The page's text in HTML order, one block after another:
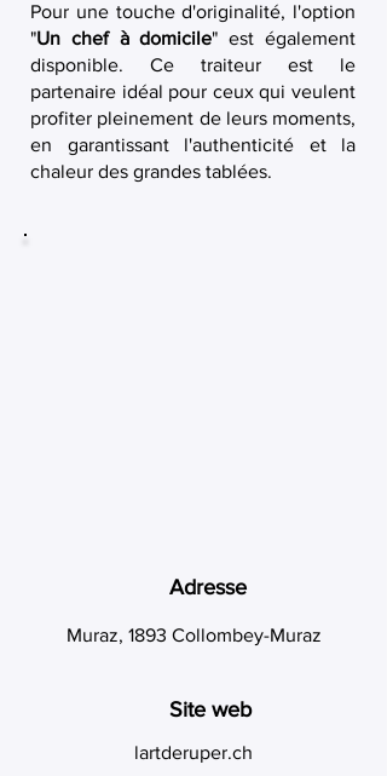
Pour une touche d'originalité, l'option
"Un chef à domicile" est également
disponible. Ce traiteur est le
partenaire idéal pour ceux qui veulent
profiter pleinement de leurs moments,
en garantissant l'authenticité et la
chaleur des grandes tablées.
Adresse
Muraz, 1893 Collombey-Muraz
Site web
lartderuper.ch